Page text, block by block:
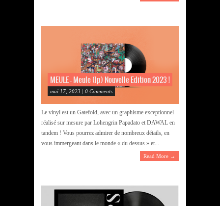
MEULE – Meule (lp) Nouvelle Edition 2023 !
mai 17, 2023 | 0 Comments
Le vinyl est un Gatefold, avec un graphisme exceptionnel
réalisé sur mesure par Lohengrin Papadato et DAWAL en
tandem ! Vous pourrez admirer de nombreux détails, en
vous immergeant dans le monde « du dessus » et...
Read More →